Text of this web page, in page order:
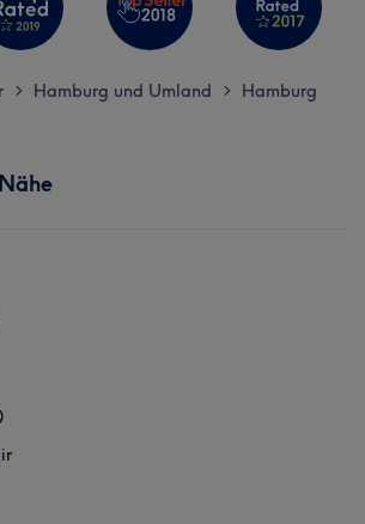
> Hamburg und Umland > Hamburg